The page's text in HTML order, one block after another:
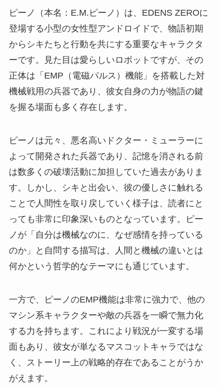
ピーノ（本名：E.M.ピーノ）は、EDENS ZEROに
登場する小型の女性型アンドロイドで、物語初期
からシキたちと行動を共にする重要なキャラクタ
ーです。見た目は愛らしいロボットですが、その
正体は「EMP（電磁パルス）機能」を搭載した対
機械戦用の兵器であり、彼女自身の力が物語の鍵
を握る場面も多く存在します。
ピーノは元々、悪名高いドクター・ミューラーに
よって開発された兵器であり、記憶を消される前
は数多くの破壊活動に加担していた過去がありま
す。しかし、シキと出会い、彼の優しさに触れる
ことで人間性を取り戻していく様子は、読者にと
っても非常に印象深いものとなっています。ピー
ノが「自分は機械なのに、なぜ感情を持っている
のか」と自問する描写は、人間と機械の違いとは
何かという哲学的なテーマにも通じています。
一方で、ピーノのEMP機能は非常に強力で、他の
マシン系キャラクターや敵の兵器を一瞬で無力化
する力を持ちます。これにより戦況が一変する場
面もあり、彼女が単なるマスコットキャラではな
く、ストーリー上の戦略的存在であることがうか
がえます。